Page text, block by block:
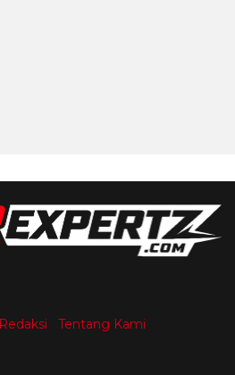
Redaksi
Tentang Kami